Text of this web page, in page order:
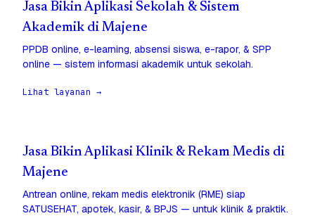
Jasa Bikin Aplikasi Sekolah & Sistem
Akademik di Majene
PPDB online, e-learning, absensi siswa, e-rapor, & SPP
online — sistem informasi akademik untuk sekolah.
Lihat layanan →
Jasa Bikin Aplikasi Klinik & Rekam Medis di
Majene
Antrean online, rekam medis elektronik (RME) siap
SATUSEHAT, apotek, kasir, & BPJS — untuk klinik & praktik.